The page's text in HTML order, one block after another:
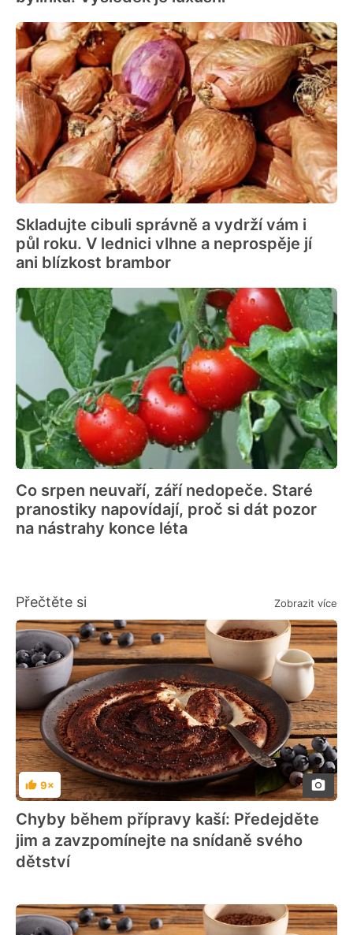
Skladujte cibuli správně a vydrží vám i
půl roku. V lednici vlhne a neprospěje jí
ani blízkost brambor
Co srpen neuvaří, září nedopeče. Staré
pranostiky napovídají, proč si dát pozor
na nástrahy konce léta
Přečtěte si Zobrazit více
Hodnocení
9×
Chyby během přípravy kaší: Předejděte
jim a zavzpomínejte na snídaně svého
dětství